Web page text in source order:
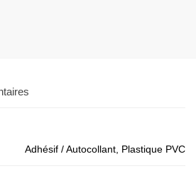
Adhésif / Autocollant, Plastique PVC